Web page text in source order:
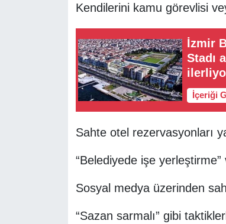
Kendilerini kamu görevlisi
İzmir
Stadı
İçeriği
Sahte otel rezervasyonları
“Belediyede işe
Sosyal medya üzerinden
“Sazan sarmalı” gibi